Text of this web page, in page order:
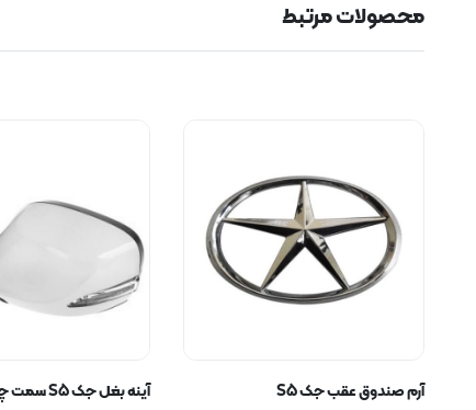
محصولات مرتبط
آرم صندوق عقب جک S5 آینه بغل جک S5 سمت چپ